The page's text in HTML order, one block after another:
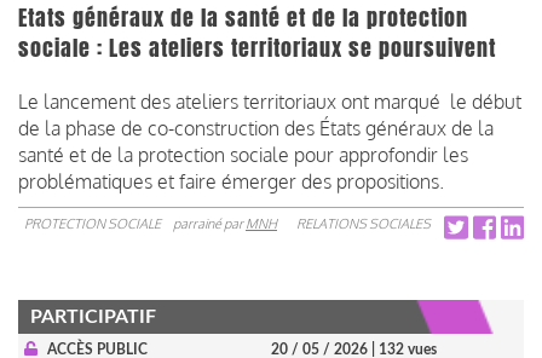
Etats généraux de la santé et de la protection
sociale : Les ateliers territoriaux se poursuivent
Le lancement des ateliers territoriaux ont marqué le début
de la phase de co-construction des États généraux de la
santé et de la protection sociale pour approfondir les
problématiques et faire émerger des propositions.
PROTECTION SOCIALE parrainé parMNH RELATIONS SOCIALES
PARTICIPATIF
ACCÈS PUBLIC 20 / 05 / 2026 | 132 vues